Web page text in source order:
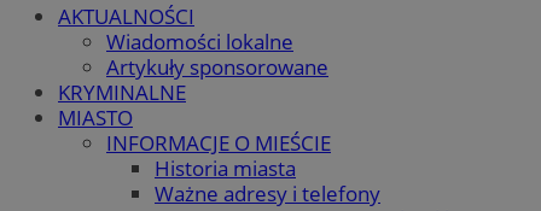
AKTUALNOŚCI
Wiadomości lokalne
Artykuły sponsorowane
KRYMINALNE
MIASTO
INFORMACJE O MIEŚCIE
Historia miasta
Ważne adresy i telefony